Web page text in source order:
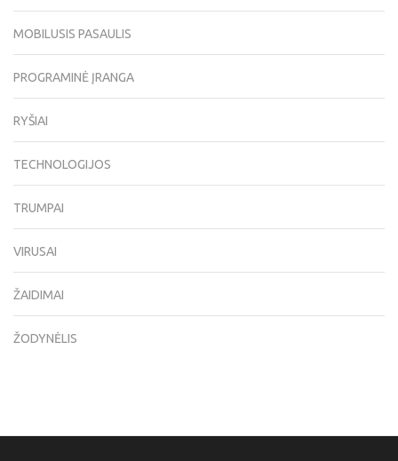
MOBILUSIS PASAULIS
PROGRAMINĖ ĮRANGA
RYŠIAI
TECHNOLOGIJOS
TRUMPAI
VIRUSAI
ŽAIDIMAI
ŽODYNĖLIS